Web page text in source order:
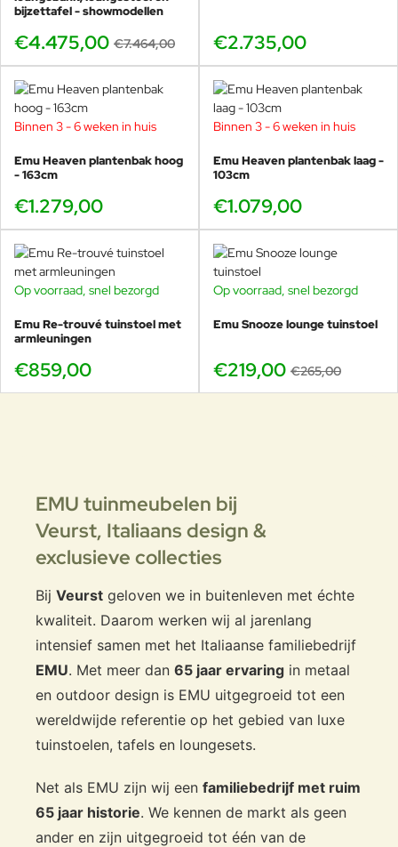
Moroso, Mutina, Olivari, Panasonic, Paola Lenti, Rosenthal,
Champagne Ruinart , San Lorenzo, Tronconi, Viccarbe.
Consulting voor Honda en LG. Ze heeft verschillende
bijzettafel - showmodellen
€4.475,00 €7.464,00 €2.735,00
Binnen 3 - 6 weken in huis
Emu Heaven plantenbak hoog
- 163cm
€1.279,00
Binnen 3 - 6 weken in huis
Emu Heaven plantenbak laag -
103cm
€1.079,00
Op voorraad, snel bezorgd
Emu Re-trouvé tuinstoel met
armleuningen
€859,00
-17%
Op voorraad, snel bezorgd
Emu Snooze lounge tuinstoel
€219,00 €265,00
EMU tuinmeubelen bij
Veurst, Italiaans design &
exclusieve collecties
Bij Veurst geloven we in buitenleven met échte
kwaliteit. Daarom werken wij al jarenlang
intensief samen met het Italiaanse familiebedrijf
EMU. Met meer dan 65 jaar ervaring in metaal
en outdoor design is EMU uitgegroeid tot een
wereldwijde referentie op het gebied van luxe
tuinstoelen, tafels en loungesets.
Net als EMU zijn wij een familiebedrijf met ruim
65 jaar historie. We kennen de markt als geen
ander en zijn uitgegroeid tot één van de